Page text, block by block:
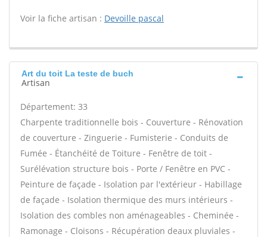
Voir la fiche artisan : Devoille pascal
Art du toit La teste de buch
Artisan
Département: 33
Charpente traditionnelle bois - Couverture - Rénovation
de couverture - Zinguerie - Fumisterie - Conduits de
Fumée - Étanchéité de Toiture - Fenêtre de toit -
Surélévation structure bois - Porte / Fenêtre en PVC -
Peinture de façade - Isolation par l'extérieur - Habillage
de façade - Isolation thermique des murs intérieurs -
Isolation des combles non aménageables - Cheminée -
Ramonage - Cloisons - Récupération deaux pluviales -